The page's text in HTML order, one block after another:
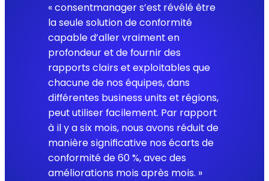
« consentmanager s’est révélé être
la seule solution de conformité
capable d’aller vraiment en
profondeur et de fournir des
rapports clairs et exploitables que
chacune de nos équipes, dans
différentes business units et régions,
peut utiliser facilement. Par rapport
à il y a six mois, nous avons réduit de
manière significative nos écarts de
conformité de 60 %, avec des
améliorations mois après mois. »